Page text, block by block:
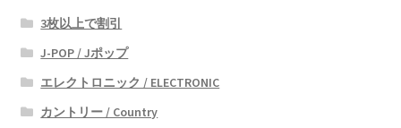
3枚以上で割引
J-POP / Jポップ
エレクトロニック / ELECTRONIC
カントリー / Country